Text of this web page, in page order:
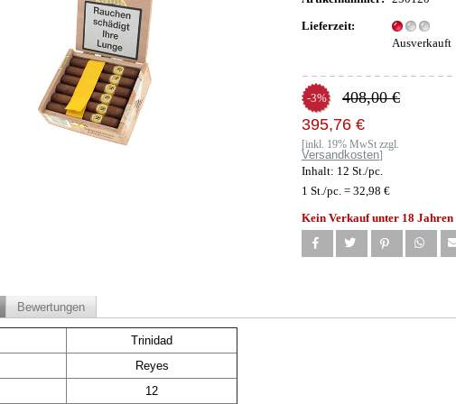
Lieferzeit:
Ausverkauft
408,00 €
-3%
395,76 €
[inkl. 19% MwSt zzgl.
Versandkosten]
Inhalt: 12 St./pc.
1 St./pc. = 32,98 €
Kein Verkauf unter 18 Jahren
Bewertungen
Trinidad
Reyes
12